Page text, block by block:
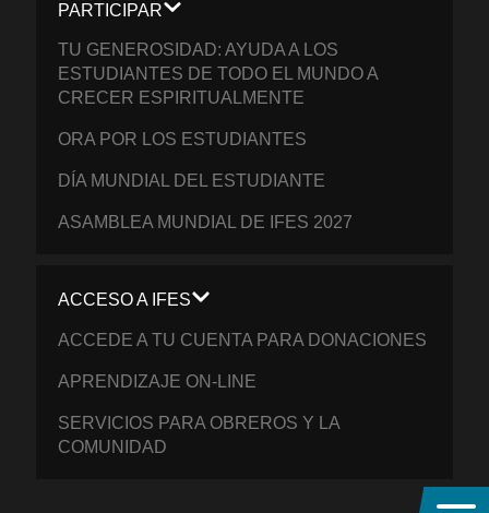
PARTICIPAR
TU GENEROSIDAD: AYUDA A LOS
ESTUDIANTES DE TODO EL MUNDO A
CRECER ESPIRITUALMENTE
ORA POR LOS ESTUDIANTES
DÍA MUNDIAL DEL ESTUDIANTE
ASAMBLEA MUNDIAL DE IFES 2027
ACCESO A IFES
ACCEDE A TU CUENTA PARA DONACIONES
APRENDIZAJE ON-LINE
SERVICIOS PARA OBREROS Y LA
COMUNIDAD